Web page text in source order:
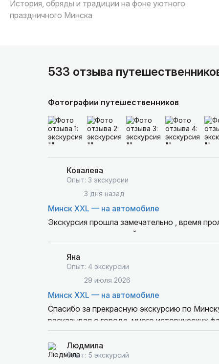
История, обряды и традиции на фоне уютного
праздничного Минска
533 отзыва
Фотографии путешественников
Ковалева
Опыт: 3 экскурсии
3 дня назад
Минск XXL — на автомобиле
Экскурсия прошла замечательно , время
подход к делу, вот действительно
Яна
Опыт: 4 экскурсии
29 июля 2026
Минск XXL — на автомобиле
Спасибо за прекрасную экскурсию по
расказывал о городе, много исторических
продумана, посетили все значимые места
Рекомендуем!
Людмила
Опыт: 5 экскурсий